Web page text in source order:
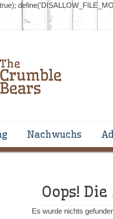
Nachwuchs
Oops!
Es wurde nichts